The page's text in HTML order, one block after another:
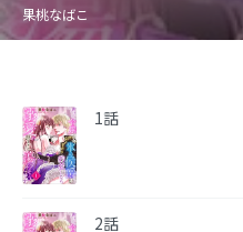
果桃なばこ
1話
2話